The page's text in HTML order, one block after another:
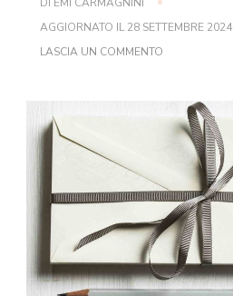
AGGIORNATO IL28 SETTEMBRE 2024
LASCIA UN COMMENTO
METODO
DELLE
BUSTE
STEP
[
+
1
OMAGGIO]